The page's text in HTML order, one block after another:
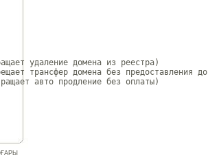
удаление домена из реестра)
трансфер домена без предоставления
авто продление без оплаты)